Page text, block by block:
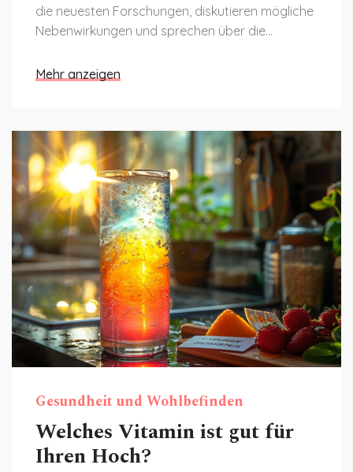
die neuesten Forschungen, diskutieren mögliche
Nebenwirkungen und sprechen über die
Fühlen Sie sich frei, Ihre eigenen Erfahrungen
lassen Sie uns sie zusammen schützen!
Mehr anzeigen
Gesundheit und Wohlbefinden
Welches Vitamin ist gut für
Ihren Hoch?